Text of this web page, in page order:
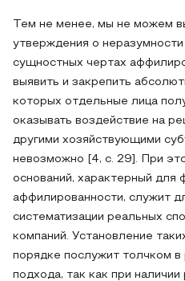
Тем не менее, мы не можем
утверждения о
сущностных чертах
выявить и закрепить
которых отдельные лица
оказывать воздействие на
другими хозяйствующими
невозможно [4, с. 29]. При
оснований, характерный для
аффилированности, служит
систематизации реальных
компаний. Установление
порядке послужит толчком в
подхода, так как при наличии